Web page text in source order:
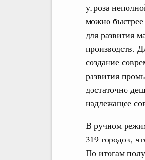
угроза
можно быстрее
для развития
производств.
создание
развития
достаточно
надлежащее
В ручном
319 городов,
По итогам